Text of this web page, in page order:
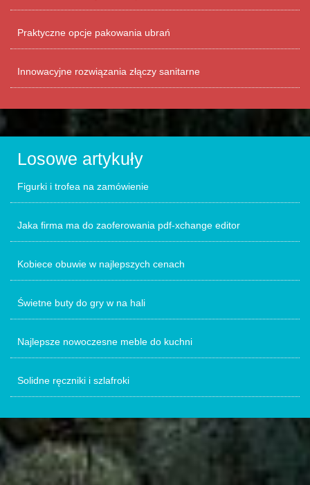
Praktyczne opcje pakowania ubrań
Innowacyjne rozwiązania złączy sanitarne
Losowe artykuły
Figurki i trofea na zamówienie
Jaka firma ma do zaoferowania pdf-xchange editor
Kobiece obuwie w najlepszych cenach
Świetne buty do gry w na hali
Najlepsze nowoczesne meble do kuchni
Solidne ręczniki i szlafroki